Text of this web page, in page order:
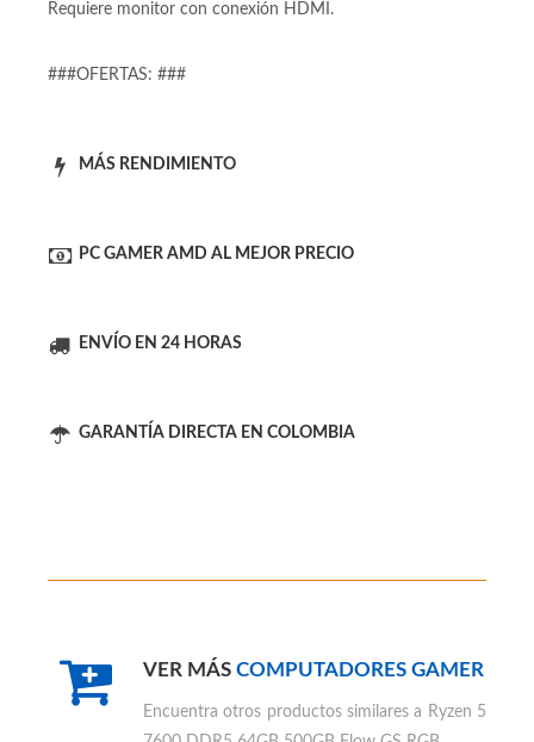
Viene con Windows 11 instalado (costo de licencia no
Requiere monitor con conexión HDMI.
VER MÁS COMPUTADORES GAMER